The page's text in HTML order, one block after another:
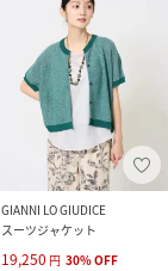
GIANNI LO GIUDICE
スーツジャケット
19,250 円 30%OFF